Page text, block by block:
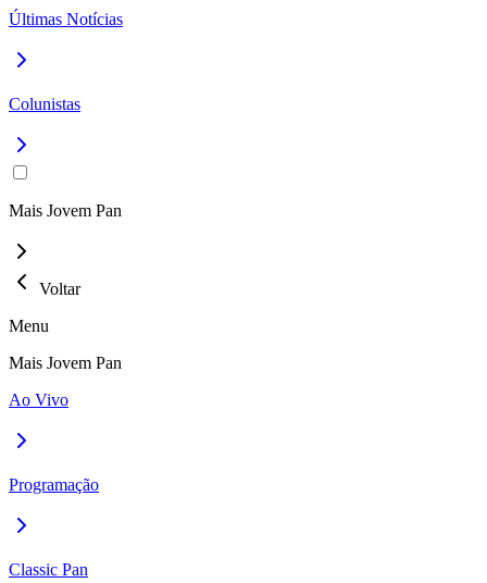
Últimas Notícias
Colunistas
Mais Jovem Pan
Voltar
Menu
Mais Jovem Pan
Ao Vivo
Programação
Classic Pan